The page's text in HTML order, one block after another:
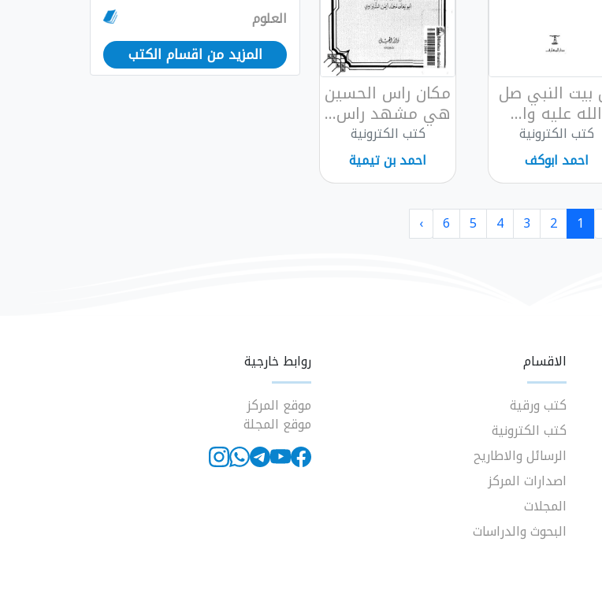
بيت النبي صل
الله عليه وا...
كتب الكترونية
احمد ابوكف
مكان راس الحسين
هي مشهد راس...
كتب الكترونية
احمد بن تيمية
العلوم
المزيد من اقسام الكتب
1
2
3
4
5
6
›
الاقسام
كتب ورقية
كتب الكترونية
الرسائل والاطاريح
اصدارات المركز
المجلات
البحوث والدراسات
روابط خارجية
موقع المركز
موقع المجلة